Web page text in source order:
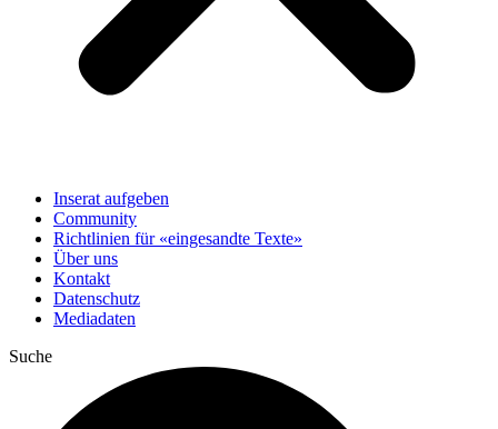
Inserat aufgeben
Community
Richtlinien für «eingesandte Texte»
Über uns
Kontakt
Datenschutz
Mediadaten
Suche